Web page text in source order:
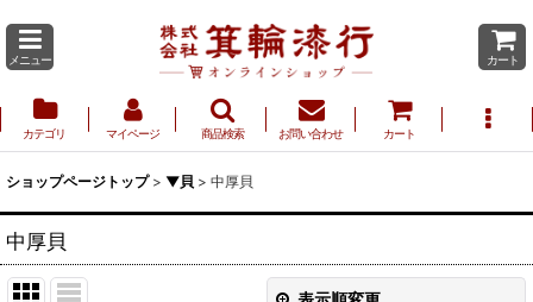
メニュー カート
カテゴリ マイページ 商品検索 お問い合わせ カート
ショップページトップ > ▼貝 > 中厚貝
中厚貝